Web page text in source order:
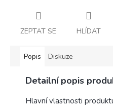
ZEPTAT SE HLÍDAT
Popis Diskuze
Detailní popis
Hlavní vlastnosti